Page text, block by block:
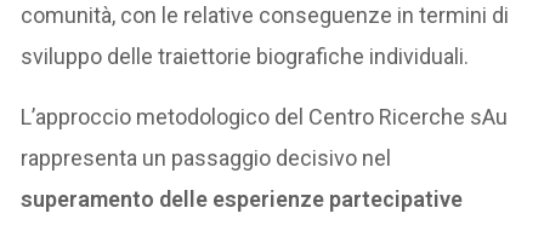
comunità, con le relative conseguenze in termini di
sviluppo delle traiettorie biografiche individuali.
L’approccio metodologico del Centro Ricerche sAu
rappresenta un passaggio decisivo nel
superamento delle esperienze partecipative